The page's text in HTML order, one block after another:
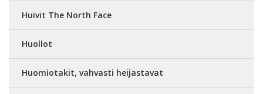
Huivit The North Face
Huollot
Huomiotakit, vahvasti heijastavat